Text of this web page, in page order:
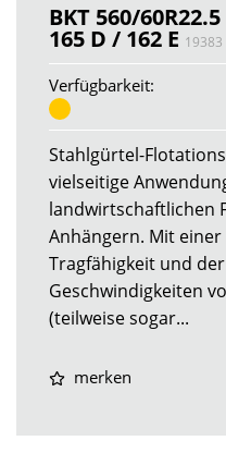
BKT 560/
165 D / 162 E 19383
Verfügbarkeit:
Stahlgürtel-
vielseitige
landwirtschaftlichen
Anhängern. Mit
Tragfähigkeit und
Geschwindigkeiten
(teilweise sogar...
merken